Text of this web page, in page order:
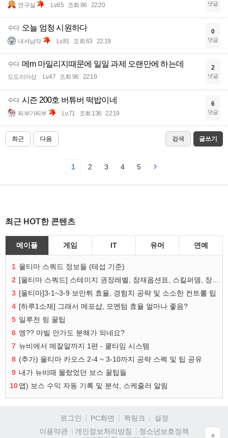
연구실 Lv.65 조회 86 22:20 댓글
수다 오늘 엄청 시원하다
내셔남작 Lv.81 조회 63 22:19
0
댓글
수다 메m 마일리지때문에 일일 과제 오랜만에 하는데
도도리아상 Lv.47 조회 96 22:19
2
댓글
수다 시즌 200호 버튜버 떡밥이네
찌부가찌부 Lv.71 조회 136 22:19
6
댓글
최근 다음 검색 글쓰기
1 2 3 4 5
최근 HOT한 콘텐츠
메이플 게임 IT 유머 연예
1 울티마 스쿼드 정보들 (테섭 기준)
2
3 [울티마]3-1~3-9 보만튀 효율, 경험치 공략 및 소소한 컨트롤 팁
4 [하루1소재] 그래서 메포샵, 모멘텀 효율 얼마나 좋음?
5 일루전 링 꿀팁
6 엥?? 마빌 안가도 분해가 되네요?
7 뉴비에서 메잘알까지 1편 - 쿨타임 시스템
8 (추가) 울티마 카오스 2-4 ~ 3-10까지 공략 스펙 및 팁 공유
9 내가 뉴비때 몰랐었던 보스 꿀팁들
10앱) 보스 수익 자동 기록 및 분석, 스케줄러 알림
로그인 PC화면 퀵링크
설정
이용약관
개인정보처리방침
청소년보호정책
▲